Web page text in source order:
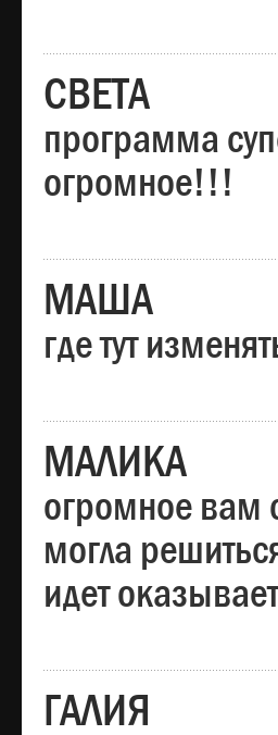
СВЕТА
программа
огромное!!!
МАША
где тут
МАЛИКА
огромное вам
могла
идет
ГАЛИЯ